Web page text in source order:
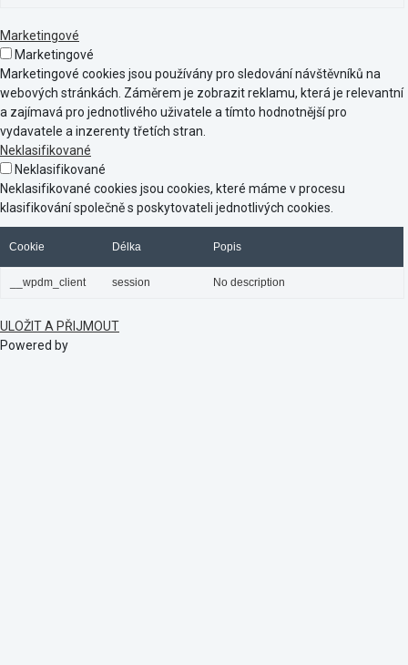
Marketingové
Marketingové
Marketingové cookies jsou používány pro sledování návštěvníků na
webových stránkách. Záměrem je zobrazit reklamu, která je relevantní
a zajímavá pro jednotlivého uživatele a tímto hodnotnější pro
vydavatele a inzerenty třetích stran.
Neklasifikované
Neklasifikované
Neklasifikované cookies jsou cookies, které máme v procesu
klasifikování společně s poskytovateli jednotlivých cookies.
Cookie Délka Popis
__wpdm_client session No description
ULOŽIT A PŘIJMOUT
Powered by